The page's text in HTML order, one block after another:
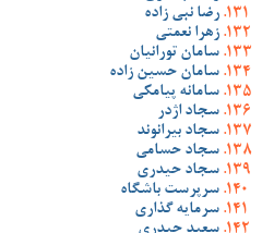
رضا نبی زاده
زهرا نعمتی
سامان تورانیان
سامان حسین زاده
سامانه پیامکی
سجاد اژدر
سجاد بیرانوند
سجاد حسامی
سجاد حیدری
سرپرست باشگاه
سرمایه گذاری